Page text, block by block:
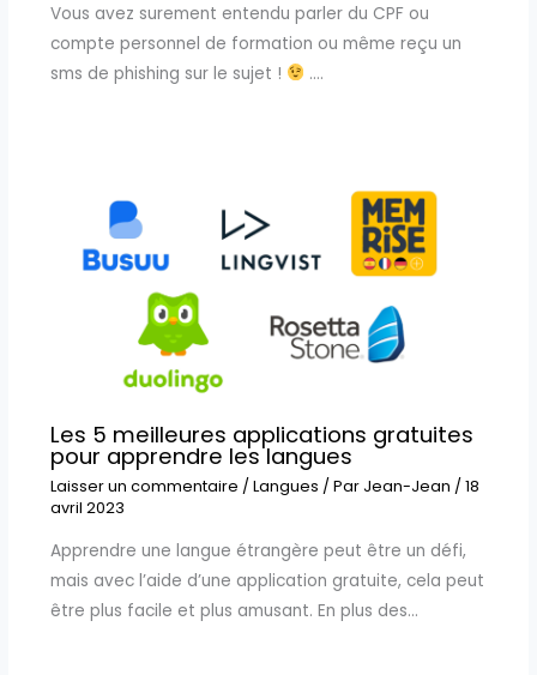
Vous avez surement entendu parler du CPF ou
compte personnel de formation ou même reçu un
sms de phishing sur le sujet !
.…
Les 5 meilleures applications gratuites
pour apprendre les langues
Laisser un commentaire / Langues / Par Jean-Jean / 18
avril 2023
Apprendre une langue étrangère peut être un défi,
mais avec l’aide d’une application gratuite, cela peut
être plus facile et plus amusant. En plus des…